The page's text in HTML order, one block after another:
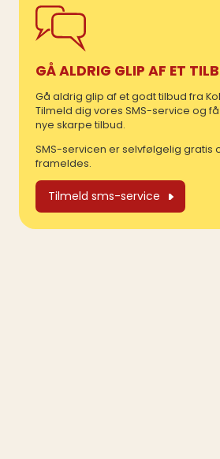
GÅ ALDRIG GLIP AF ET
Gå aldrig glip af et godt tilbud fra
Tilmeld dig vores SMS-service og
nye skarpe tilbud.
SMS-servicen er selvfølgelig gratis
frameldes.
Tilmeld sms-service